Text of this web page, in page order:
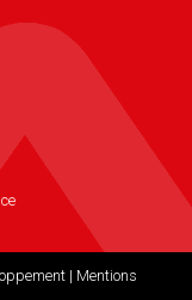
| Mentions